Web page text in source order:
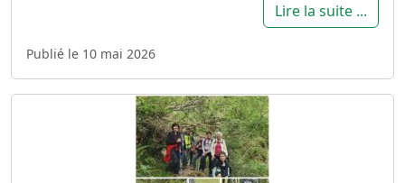
Lire la suite ...
Publié le 10 mai 2026